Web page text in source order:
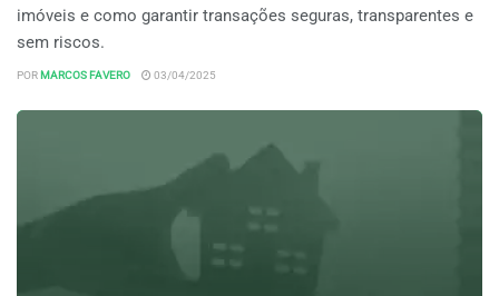
imóveis e como garantir transações seguras, transparentes e
sem riscos.
POR MARCOS FAVERO 03/04/2025